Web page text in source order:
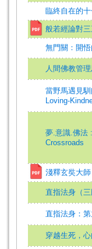
臨終自在的
般若經論對
無門關：開
人間佛教管
當野馬遇見
Loving-
夢.意識.佛法
Crossroads
淺釋玄奘大師
直指法身（
直指法身：
穿越生死，